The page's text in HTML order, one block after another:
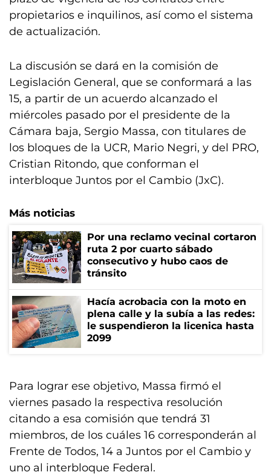
propietarios e inquilinos, así como el sistema
de actualización.
La discusión se dará en la comisión de
Legislación General, que se conformará a las
15, a partir de un acuerdo alcanzado el
miércoles pasado por el presidente de la
Cámara baja, Sergio Massa, con titulares de
los bloques de la UCR, Mario Negri, y del PRO,
Cristian Ritondo, que conforman el
interbloque Juntos por el Cambio (JxC).
Más noticias
Por una reclamo vecinal cortaron
ruta 2 por cuarto sábado
consecutivo y hubo caos de
tránsito
Hacía acrobacia con la moto en
plena calle y la subía a las redes:
le suspendieron la licenica hasta
2099
Para lograr ese objetivo, Massa firmó el
viernes pasado la respectiva resolución
citando a esa comisión que tendrá 31
miembros, de los cuáles 16 corresponderán al
Frente de Todos, 14 a Juntos por el Cambio y
uno al interbloque Federal.